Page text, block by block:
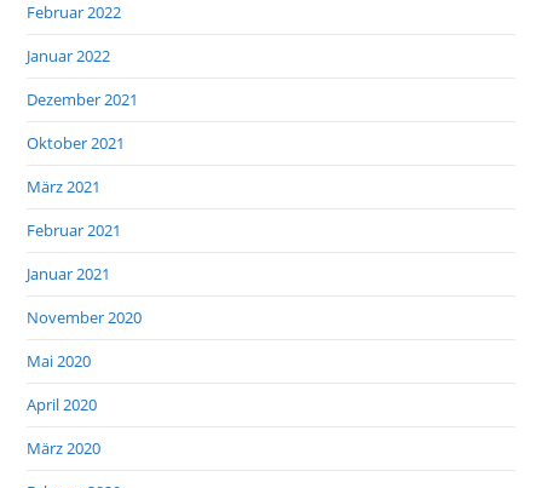
Februar 2022
Januar 2022
Dezember 2021
Oktober 2021
März 2021
Februar 2021
Januar 2021
November 2020
Mai 2020
April 2020
März 2020